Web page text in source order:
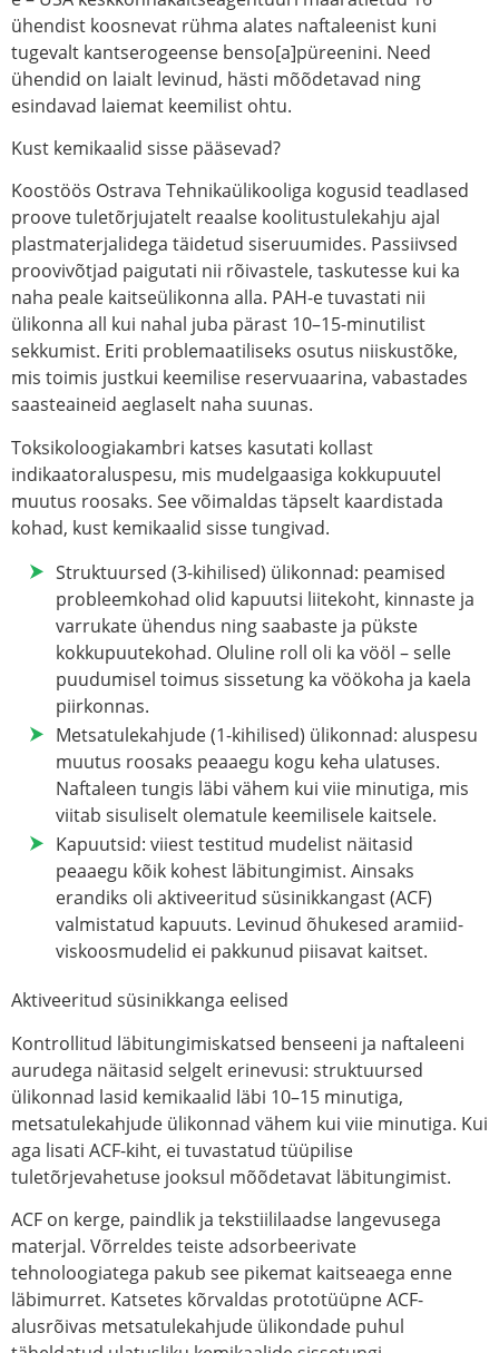
ühendist koosnevat rühma alates naftaleenist kuni
tugevalt kantserogeense benso[a]püreenini. Need
ühendid on laialt levinud, hästi mõõdetavad ning
esindavad laiemat keemilist ohtu.
Kust kemikaalid sisse pääsevad?
Koostöös Ostrava Tehnikaülikooliga kogusid teadlased
proove tuletõrjujatelt reaalse koolitustulekahju ajal
plastmaterjalidega täidetud siseruumides. Passiivsed
proovivõtjad paigutati nii rõivastele, taskutesse kui ka
naha peale kaitseülikonna alla. PAH-e tuvastati nii
ülikonna all kui nahal juba pärast 10–15-minutilist
sekkumist. Eriti problemaatiliseks osutus niiskustõke,
mis toimis justkui keemilise reservuaarina, vabastades
saasteaineid aeglaselt naha suunas.
Toksikoloogiakambri katses kasutati kollast
indikaatoraluspesu, mis mudelgaasiga kokkupuutel
muutus roosaks. See võimaldas täpselt kaardistada
kohad, kust kemikaalid sisse tungivad.
Struktuursed (3-kihilised) ülikonnad: peamised
probleemkohad olid kapuutsi liitekoht, kinnaste ja
varrukate ühendus ning saabaste ja pükste
kokkupuutekohad. Oluline roll oli ka vööl – selle
puudumisel toimus sissetung ka vöökoha ja kaela
piirkonnas.
Metsatulekahjude (1-kihilised) ülikonnad: aluspesu
muutus roosaks peaaegu kogu keha ulatuses.
Naftaleen tungis läbi vähem kui viie minutiga, mis
viitab sisuliselt olematule keemilisele kaitsele.
Kapuutsid: viiest testitud mudelist näitasid
peaaegu kõik kohest läbitungimist. Ainsaks
erandiks oli aktiveeritud süsinikkangast (ACF)
valmistatud kapuuts. Levinud õhukesed aramiid-
viskoosmudelid ei pakkunud piisavat kaitset.
Aktiveeritud süsinikkanga eelised
Kontrollitud läbitungimiskatsed benseeni ja naftaleeni
aurudega näitasid selgelt erinevusi: struktuursed
ülikonnad lasid kemikaalid läbi 10–15 minutiga,
metsatulekahjude ülikonnad vähem kui viie minutiga. Kui
aga lisati ACF-kiht, ei tuvastatud tüüpilise
tuletõrjevahetuse jooksul mõõdetavat läbitungimist.
ACF on kerge, paindlik ja tekstiililaadse langevusega
materjal. Võrreldes teiste adsorbeerivate
tehnoloogiatega pakub see pikemat kaitseaega enne
läbimurret. Katsetes kõrvaldas prototüüpne ACF-
alusrõivas metsatulekahjude ülikondade puhul